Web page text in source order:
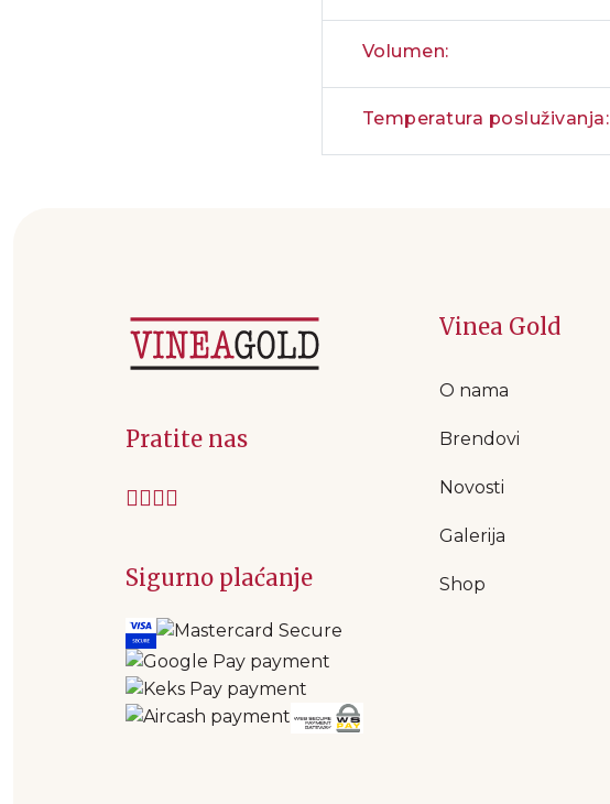
Volumen:
Temperatura posluživanja:
Pratite nas
Sigurno plaćanje
Vinea Gold
O nama
Brendovi
Novosti
Galerija
Shop